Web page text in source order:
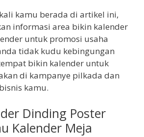
kamu berada di artikel ini,
informasi area bikin kalender
untuk promosi usaha
tidak kudu kebingungan
bikin kalender untuk
di kampanye pilkada dan
kamu.
Dinding Poster
Kalender Meja